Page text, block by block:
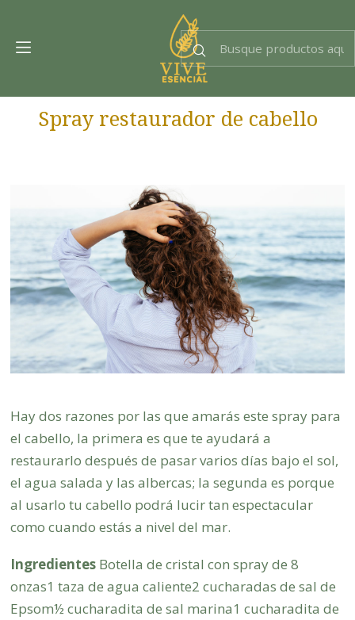
Spray restaurador de cabello
Hay dos razones por las que amarás este spray para
el cabello, la primera es que te ayudará a
restaurarlo después de pasar varios días bajo el sol,
el agua salada y las albercas; la segunda es porque
al usarlo tu cabello podrá lucir tan espectacular
como cuando estás a nivel del mar.
Ingredientes Botella de cristal con spray de 8
onzas1 taza de agua caliente2 cucharadas de sal de
Epsom½ cucharadita de sal marina1 cucharadita de
Dra. EsencIAl
Experta en bienestar